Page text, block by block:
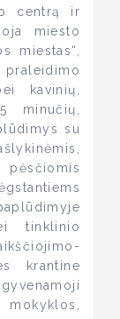
centrą ir
miesto
miestas“,
praleidimo
kavinių,
minučių,
su
tinklinio
krantine